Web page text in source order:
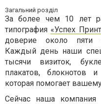
Загальний розділ
За более чем 10 лет
типография «Успех
доверие около пяти
Каждый день наши
тысячи визиток,
плакатов, блокнотов
которая помогает
Сейчас наша